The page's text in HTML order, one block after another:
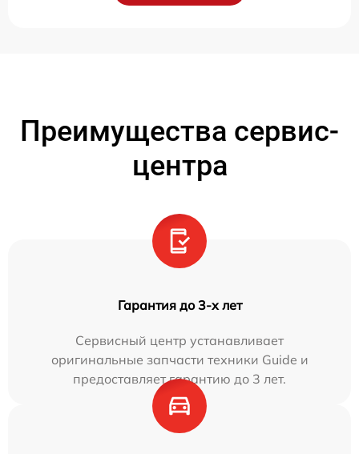
Преимущества сервис-
центра
Гарантия до 3-х лет
Сервисный центр устанавливает
оригинальные запчасти техники Guide и
предоставляет гарантию до 3 лет.